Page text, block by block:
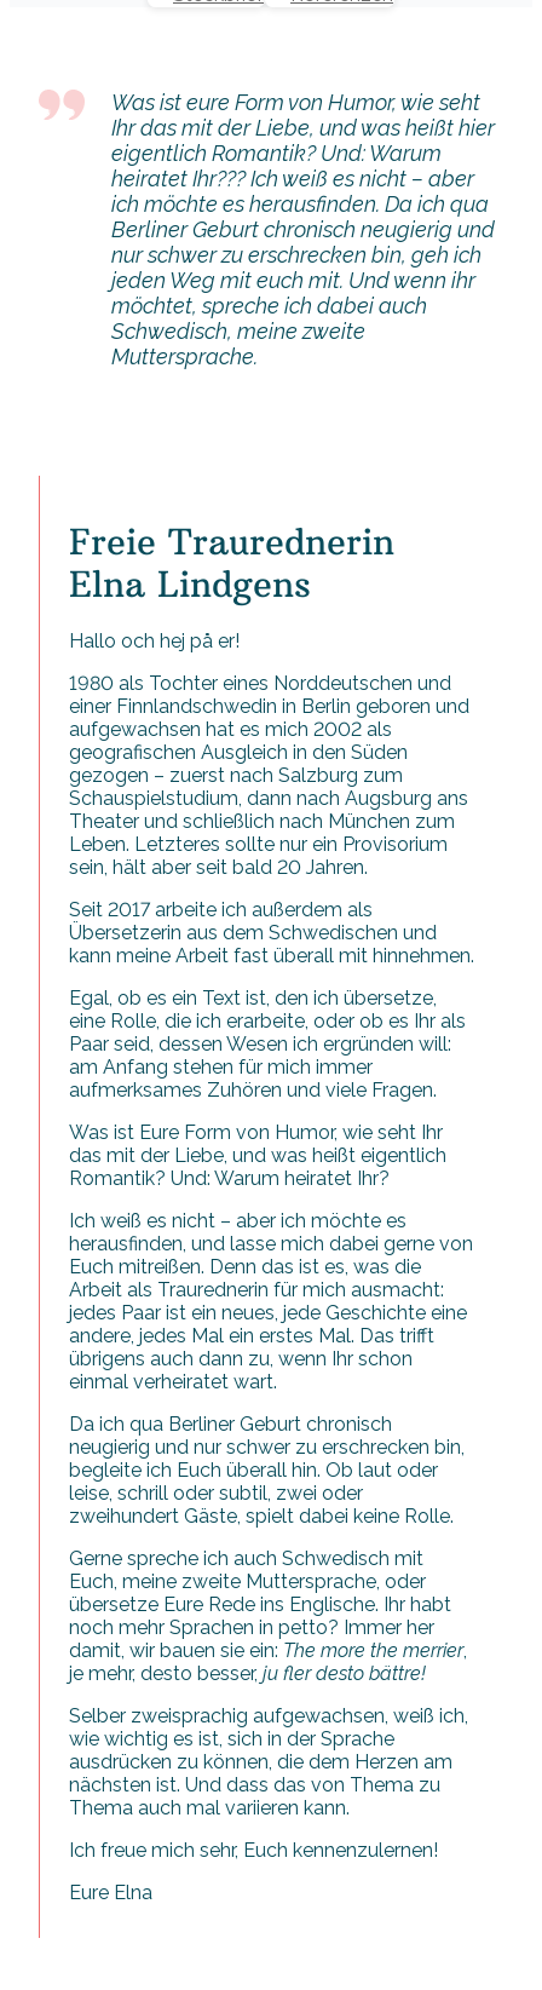
Was ist eure Form von Humor, wie seht
Ihr das mit der Liebe, und was heißt hier
eigentlich Romantik? Und: Warum
heiratet Ihr??? Ich weiß es nicht – aber
ich möchte es herausfinden. Da ich qua
Berliner Geburt chronisch neugierig und
nur schwer zu erschrecken bin, geh ich
jeden Weg mit euch mit. Und wenn ihr
möchtet, spreche ich dabei auch
Schwedisch, meine zweite
Muttersprache.
Freie Traurednerin
Elna Lindgens
Hallo och hej på er!
1980 als Tochter eines Norddeutschen und
einer Finnlandschwedin in Berlin geboren und
aufgewachsen hat es mich 2002 als
geografischen Ausgleich in den Süden
gezogen – zuerst nach Salzburg zum
Schauspielstudium, dann nach Augsburg ans
Theater und schließlich nach München zum
Leben. Letzteres sollte nur ein Provisorium
sein, hält aber seit bald 20 Jahren.
Seit 2017 arbeite ich außerdem als
Übersetzerin aus dem Schwedischen und
kann meine Arbeit fast überall mit hinnehmen.
Egal, ob es ein Text ist, den ich übersetze,
eine Rolle, die ich erarbeite, oder ob es Ihr als
Paar seid, dessen Wesen ich ergründen will:
am Anfang stehen für mich immer
aufmerksames Zuhören und viele Fragen.
Was ist Eure Form von Humor, wie seht Ihr
das mit der Liebe, und was heißt eigentlich
Romantik? Und: Warum heiratet Ihr?
Ich weiß es nicht – aber ich möchte es
herausfinden, und lasse mich dabei gerne von
Euch mitreißen. Denn das ist es, was die
Arbeit als Traurednerin für mich ausmacht:
jedes Paar ist ein neues, jede Geschichte eine
andere, jedes Mal ein erstes Mal. Das trifft
übrigens auch dann zu, wenn Ihr schon
einmal verheiratet wart.
Da ich qua Berliner Geburt chronisch
neugierig und nur schwer zu erschrecken bin,
begleite ich Euch überall hin. Ob laut oder
leise, schrill oder subtil, zwei oder
zweihundert Gäste, spielt dabei keine Rolle.
Gerne spreche ich auch Schwedisch mit
Euch, meine zweite Muttersprache, oder
übersetze Eure Rede ins Englische. Ihr habt
noch mehr Sprachen in petto? Immer her
damit, wir bauen sie ein: The more the merrier,
je mehr, desto besser, ju fler desto bättre!
Selber zweisprachig aufgewachsen, weiß ich,
wie wichtig es ist, sich in der Sprache
ausdrücken zu können, die dem Herzen am
nächsten ist. Und dass das von Thema zu
Thema auch mal variieren kann.
Ich freue mich sehr, Euch kennenzulernen!
Eure Elna